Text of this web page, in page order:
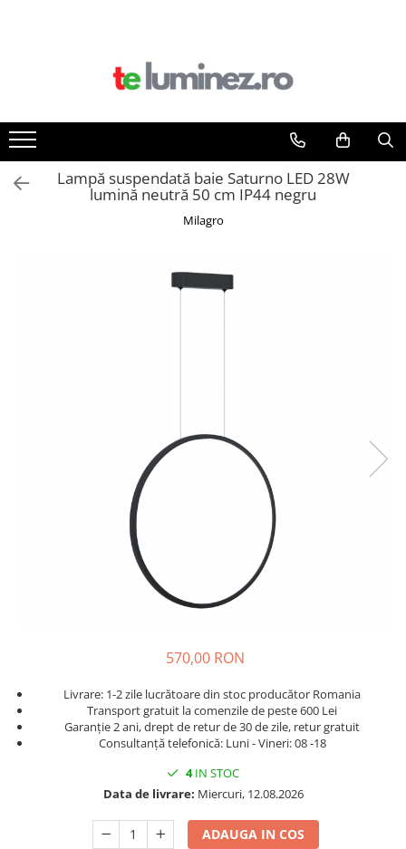
Lampă suspendată baie Saturno LED 28W
lumină neutră 50 cm IP44 negru
Milagro
570,00 RON
Livrare: 1-2 zile lucrătoare din stoc producător Romania
Transport gratuit la comenzile de peste 600 Lei
Garanție 2 ani, drept de retur de 30 de zile, retur gratuit
Consultanță telefonică: Luni - Vineri: 08 -18
4IN STOC
Data de livrare: Miercuri, 12.08.2026
ADAUGA IN COS